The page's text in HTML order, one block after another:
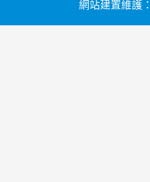
網站建置維護：